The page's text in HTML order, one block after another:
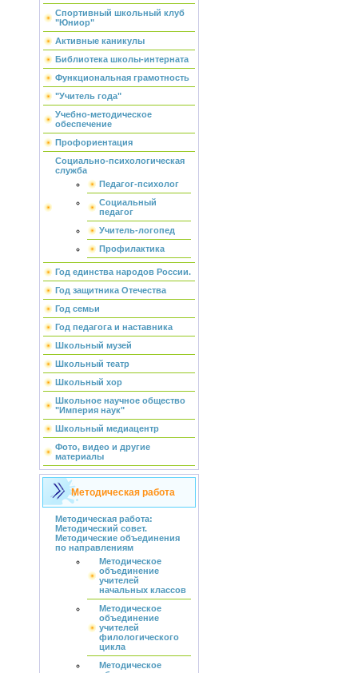
Спортивный школьный клуб
"Юниор"
Активные каникулы
Библиотека школы-интерната
Функциональная грамотность
"Учитель года"
Учебно-методическое
обеспечение
Профориентация
Социально-психологическая
служба
Педагог-психолог
Социальный
педагог
Учитель-логопед
Профилактика
Год единства народов России.
Год защитника Отечества
Год семьи
Год педагога и наставника
Школьный музей
Школьный театр
Школьный хор
Школьное научное общество
"Империя наук"
Школьный медиацентр
Фото, видео и другие
материалы
Методическая работа
Методическая работа:
Методический совет.
Методические объединения
по направлениям
Методическое
объединение
учителей
начальных классов
Методическое
объединение
учителей
филологического
цикла
Методическое